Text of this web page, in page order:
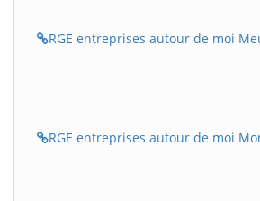
RGE entreprises autour de moi
RGE entreprises autour de moi